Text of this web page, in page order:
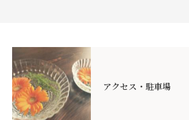
アクセス・駐車場